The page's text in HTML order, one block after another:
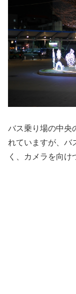
バス乗り場の中央
れていますが、バ
く、カメラを向け